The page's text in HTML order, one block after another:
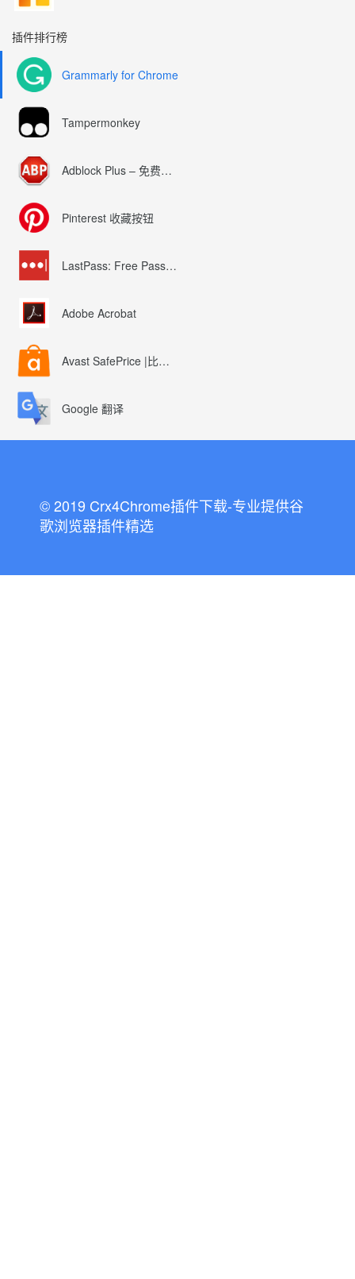
插件排行榜
Grammarly for Chrome
Tampermonkey
Adblock Plus – 免费的广告拦截器
Pinterest 收藏按钮
LastPass: Free Password Manager
Adobe Acrobat
Avast SafePrice |比较、交易、优惠券
Google 翻译
© 2019 Crx4Chrome插件下载-专业提供谷
歌浏览器插件精选